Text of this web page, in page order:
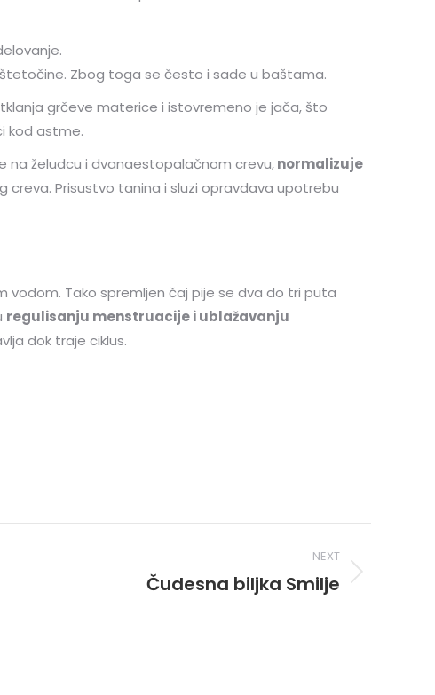
Zbog toga se često i sade u baštama.
grčeve materice i istovremeno je jača, što
kod astme.
na želudcu i dvanaestopalačnom crevu,normalizuje
creva. Prisustvo tanina i sluzi opravdava upotrebu
vodom. Tako spremljen čaj pije se dva do tri puta
regulisanju menstruacije i ublažavanju
dok traje ciklus.
NEXT
Čudesna biljka Smilje